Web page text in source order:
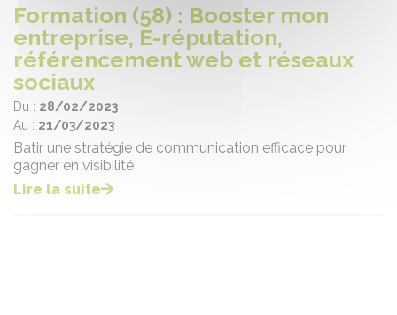
Formation (58) : Booster mon
entreprise, E-réputation,
référencement web et réseaux
sociaux
Du : 28/02/2023
Au : 21/03/2023
Batir une stratégie de communication efficace pour
gagner en visibilité
Lire la suite